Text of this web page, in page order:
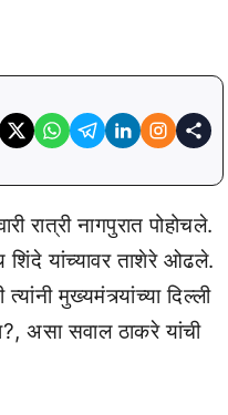
रात्री नागपुरात पोहोचले.
शिंदे यांच्यावर ताशेरे ओढले.
मुख्यमंत्र्यांच्या दिल्ली
असा सवाल ठाकरे यांची